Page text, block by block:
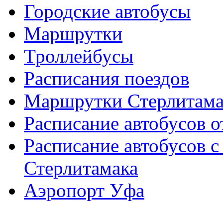
Городские автобусы
Маршрутки
Троллейбусы
Расписания поездов
Маршрутки
Расписание автобусов
Расписание автобусов
Стерлитамака
Аэропорт Уфа